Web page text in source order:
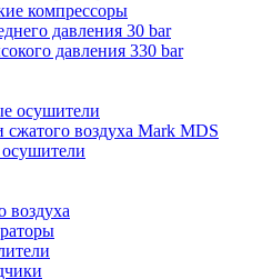
компрессоры
давления 30 bar
давления 330 bar
осушители
воздуха Mark MDS
воздуха